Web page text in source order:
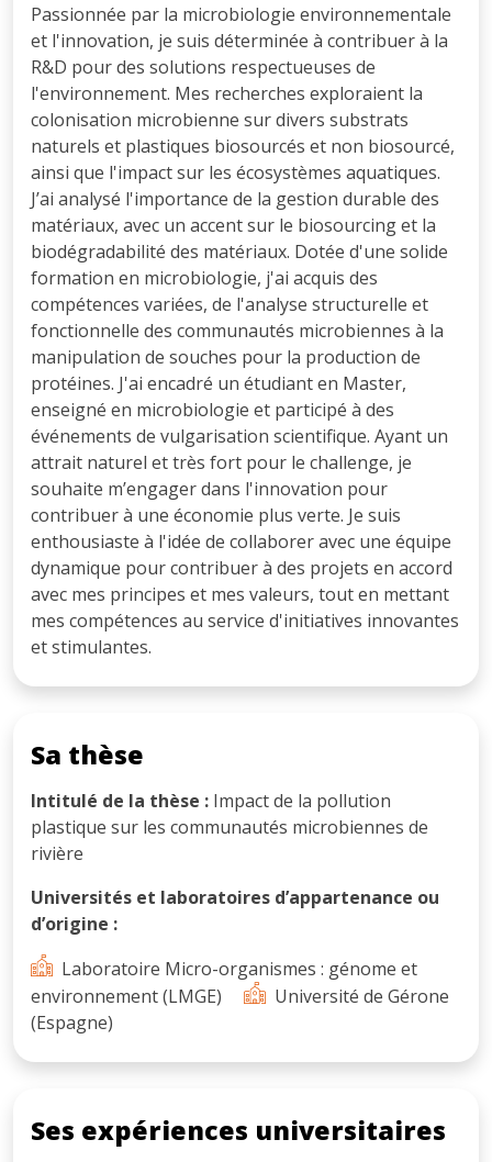
Passionnée par la microbiologie environnementale
et l'innovation, je suis déterminée à contribuer à la
R&D pour des solutions respectueuses de
l'environnement. Mes recherches exploraient la
colonisation microbienne sur divers substrats
naturels et plastiques biosourcés et non biosourcé,
ainsi que l'impact sur les écosystèmes aquatiques.
J’ai analysé l'importance de la gestion durable des
matériaux, avec un accent sur le biosourcing et la
biodégradabilité des matériaux. Dotée d'une solide
formation en microbiologie, j'ai acquis des
compétences variées, de l'analyse structurelle et
fonctionnelle des communautés microbiennes à la
manipulation de souches pour la production de
protéines. J'ai encadré un étudiant en Master,
enseigné en microbiologie et participé à des
événements de vulgarisation scientifique. Ayant un
attrait naturel et très fort pour le challenge, je
souhaite m’engager dans l'innovation pour
contribuer à une économie plus verte. Je suis
enthousiaste à l'idée de collaborer avec une équipe
dynamique pour contribuer à des projets en accord
avec mes principes et mes valeurs, tout en mettant
mes compétences au service d'initiatives innovantes
et stimulantes.
Sa thèse
Intitulé de la thèse : Impact de la pollution
plastique sur les communautés microbiennes de
rivière
Universités et laboratoires d’appartenance ou
d’origine :
Laboratoire Micro-organismes : génome et
environnement (LMGE)
Université de Gérone
(Espagne)
Ses expériences universitaires